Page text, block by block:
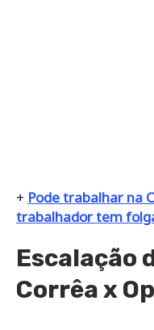
+ Pode trabalhar na
trabalhador tem
Escalação
Corrêa x